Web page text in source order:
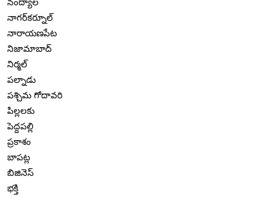
నాగర్‌కర్నూల్
నారాయణపేట
నిజామాబాద్
నిర్మల్
పల్నాడు
పశ్చిమ గోదావరి
పిల్లలకు
పెద్దపల్లి
ప్రకాశం
బాపట్ల
బిజినెస్
భక్తి